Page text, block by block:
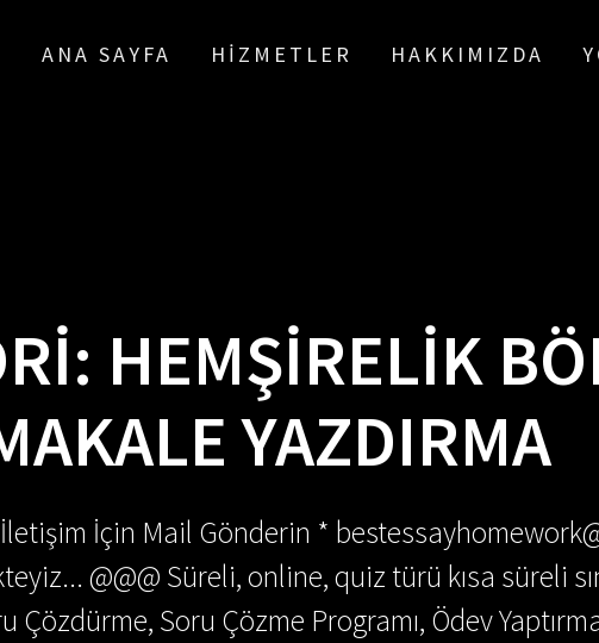
ANA SAYFA HIZMETLER HAKKIMIZDA
HEMŞIRELIK
YAZDIRMA
İçin Mail Gönderin *
@@@ Süreli, online, quiz türü kısa süreli
Soru Çözme Programı, Ödev